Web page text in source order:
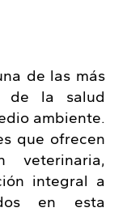
de las más
de la salud
ambiente.
que ofrecen
veterinaria,
integral a
en esta